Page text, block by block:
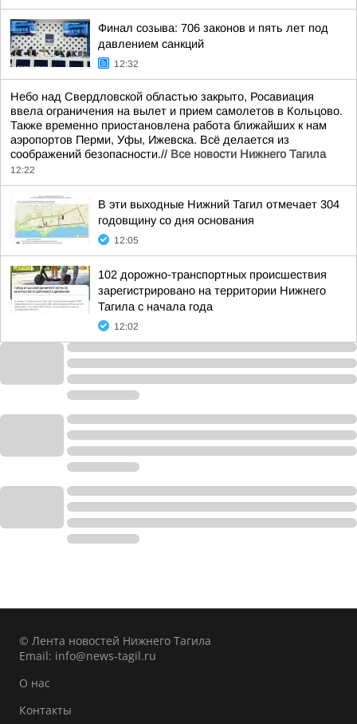
Финал созыва: 706 законов и пять лет под
давлением санкций
12:32
Небо над Свердловской областью закрыто, Росавиация
ввела ограничения на вылет и прием самолетов в Кольцово.
Также временно приостановлена работа ближайших к нам
аэропортов Перми, Уфы, Ижевска. Всё делается из
соображений безопасности.// Все новости Нижнего Тагила
12:22
В эти выходные Нижний Тагил отмечает 304
годовщину со дня основания
12:05
102 дорожно-транспортных происшествия
зарегистрировано на территории Нижнего
Тагила с начала года
12:02
© Лента новостей Нижнего Тагила
Email: info@news-tagil.ru
О нас
Контакты